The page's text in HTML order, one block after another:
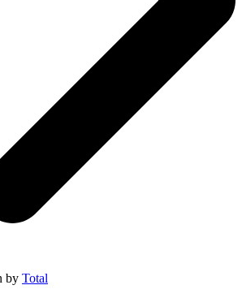
by Total